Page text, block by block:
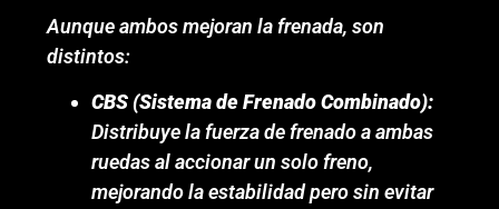
Aunque ambos mejoran la frenada, son
distintos:
CBS (Sistema de Frenado Combinado):
Distribuye la fuerza de frenado a ambas
ruedas al accionar un solo freno,
mejorando la estabilidad pero sin evitar